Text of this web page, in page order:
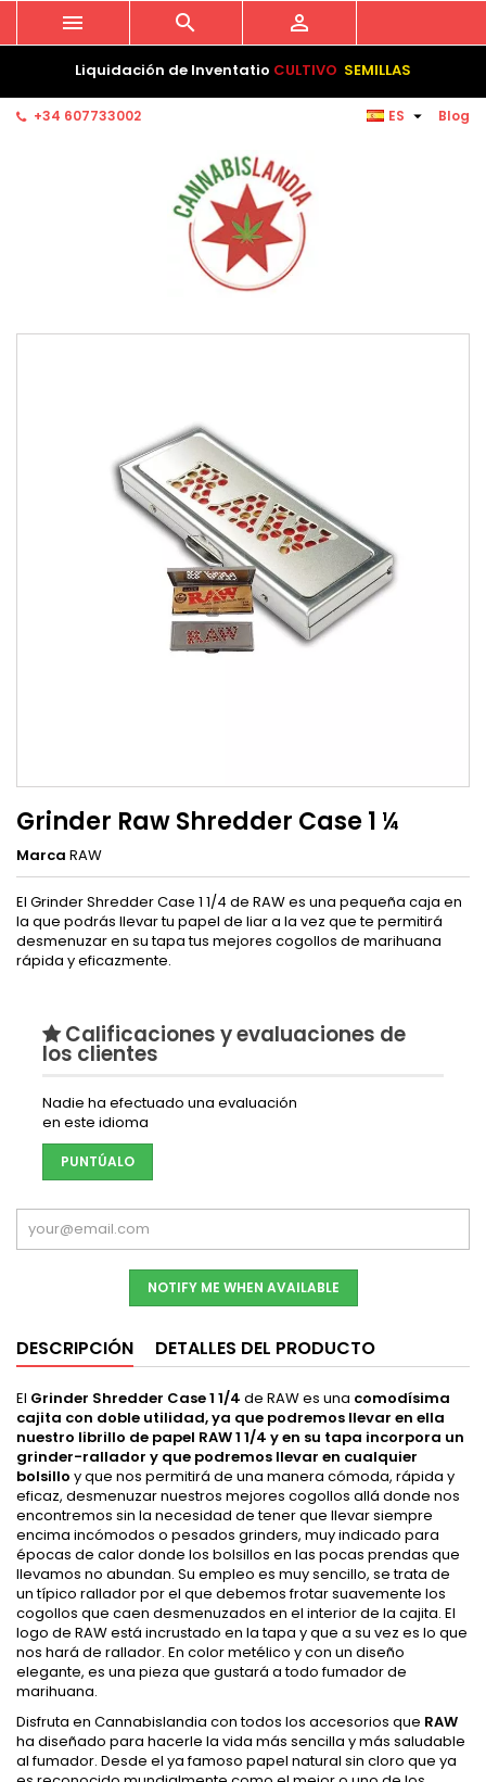
Liquidación de Inventatio CULTIVO SEMILLAS
Blog
+34 607733002 ES 
  
Grinder Raw Shredder Case 1 ¼
Marca RAW
El Grinder Shredder Case 1 1/4 de RAW es una pequeña caja en
la que podrás llevar tu papel de liar a la vez que te permitirá
desmenuzar en su tapa tus mejores cogollos de marihuana
rápida y eficazmente.
Calificaciones y evaluaciones de
los clientes
Nadie ha efectuado una evaluación
en este idioma
PUNTÚALO
NOTIFY ME WHEN AVAILABLE
DESCRIPCIÓN DETALLES DEL PRODUCTO
El Grinder Shredder Case 1 1/4 de RAW es una comodísima
cajita con doble utilidad, ya que podremos llevar en ella
nuestro librillo de papel RAW 1 1/4 y en su tapa incorpora un
grinder-rallador y que podremos llevar en cualquier
bolsillo y que nos permitirá de una manera cómoda, rápida y
eficaz, desmenuzar nuestros mejores cogollos allá donde nos
encontremos sin la necesidad de tener que llevar siempre
encima incómodos o pesados grinders, muy indicado para
épocas de calor donde los bolsillos en las pocas prendas que
llevamos no abundan. Su empleo es muy sencillo, se trata de
un típico rallador por el que debemos frotar suavemente los
cogollos que caen desmenuzados en el interior de la cajita. El
logo de RAW está incrustado en la tapa y que a su vez es lo que
nos hará de rallador. En color metélico y con un diseño
elegante, es una pieza que gustará a todo fumador de
marihuana.
Disfruta en Cannabislandia con todos los accesorios que RAW
ha diseñado para hacerle la vida más sencilla y más saludable
al fumador. Desde el ya famoso papel natural sin cloro que ya